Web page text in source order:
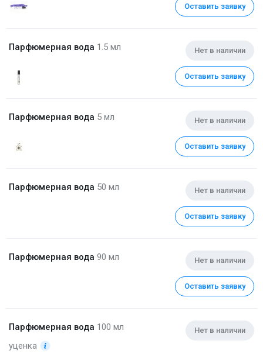
Оставить заявку
Парфюмерная вода 1.5 мл Нет в наличии
Оставить заявку
Парфюмерная вода 5 мл Нет в наличии
Оставить заявку
Парфюмерная вода 50 мл Нет в наличии
Оставить заявку
Парфюмерная вода 90 мл Нет в наличии
Оставить заявку
Парфюмерная вода 100 мл
уценка
Нет в наличии